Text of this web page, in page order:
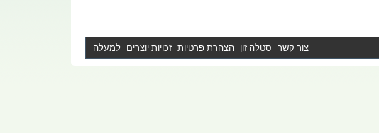
צור קשר סטלה זון הצהרת פרטיות זכויות יוצרים למעלה